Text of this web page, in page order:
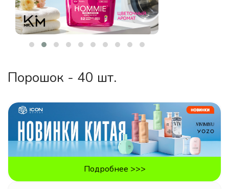
Порошок - 40 шт.
Подробнее >>>